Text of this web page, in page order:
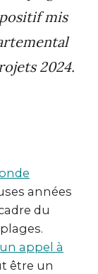
mis
2024.
années
du
appel à
être un